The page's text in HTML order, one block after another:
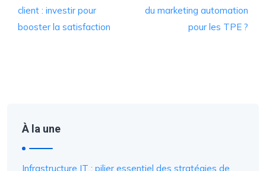
client : investir pour
booster la satisfaction
du marketing automation
pour les TPE ?
À la une
Infrastructure IT : pilier essentiel des stratégies de